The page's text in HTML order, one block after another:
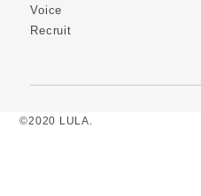
Voice
Recruit
©2020 LULA.